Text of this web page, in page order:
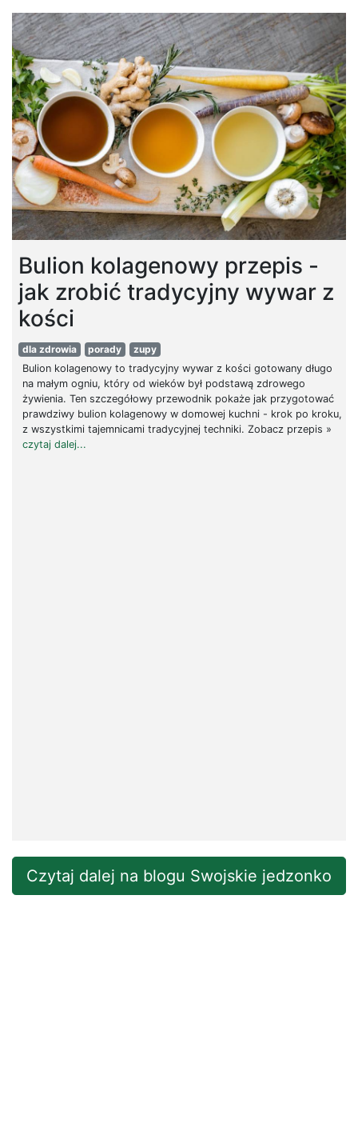
Bulion kolagenowy przepis -
jak zrobić tradycyjny wywar z
kości
dla zdrowia porady
zupy
Bulion kolagenowy to tradycyjny wywar z kości gotowany długo
na małym ogniu, który od wieków był podstawą zdrowego
żywienia. Ten szczegółowy przewodnik pokaże jak przygotować
prawdziwy bulion kolagenowy w domowej kuchni - krok po kroku,
z wszystkimi tajemnicami tradycyjnej techniki. Zobacz przepis »
czytaj dalej...
Czytaj dalej na blogu Swojskie jedzonko